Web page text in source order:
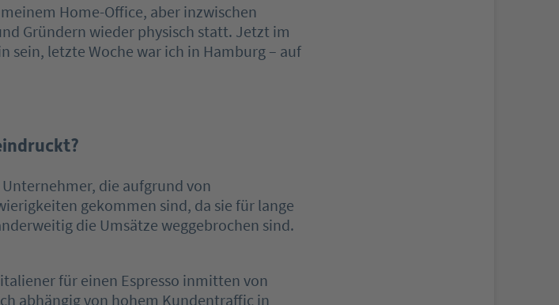
Home-Office, aber inzwischen
Gründern wieder physisch statt. Jetzt im
sein, letzte Woche war ich in Hamburg – auf
die aufgrund von
gekommen sind, da sie für lange
die Umsätze weggebrochen sind.
für einen Espresso inmitten von
abhängig von hohem Kundentraffic in